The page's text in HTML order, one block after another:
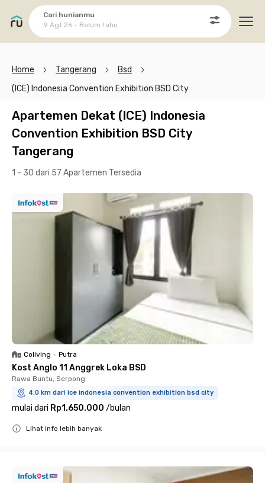
Cari hunianmu
9 Agt 26 - Belum tahu
Home Tangerang
Bsd
(ICE) Indonesia Convention Exhibition BSD City
Apartemen Dekat (ICE) Indonesia
Convention Exhibition BSD City
Tangerang
1 - 30 dari 57 Apartemen Tersedia
Coliving • Putra
Kost Anglo 11 Anggrek Loka BSD
Rawa Buntu, Serpong
4.0 km dari ice indonesia convention exhibition bsd city
mulai dari Rp1.650.000 /bulan
Lihat info lebih banyak